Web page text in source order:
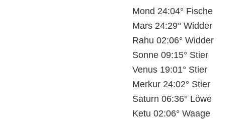
Mond 24:04° Fische
Mars 24:29° Widder
Rahu 02:06° Widder
Sonne 09:15° Stier
Venus 19:01° Stier
Merkur 24:02° Stier
Saturn 06:36° Löwe
Ketu 02:06° Waage